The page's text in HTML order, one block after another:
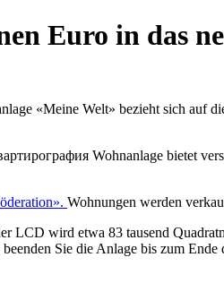
Euro in das
«Meine Welt» bezieht sich auf
Wohnanlage bietet
Wohnungen werden
LCD wird etwa 83 tausend
Sie die Anlage bis zum Ende